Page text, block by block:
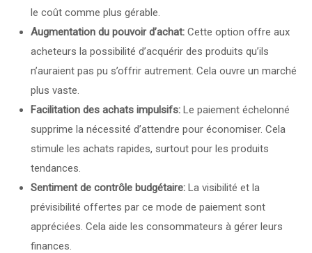
le coût comme plus gérable.
Augmentation du pouvoir d’achat: Cette option offre aux
acheteurs la possibilité d’acquérir des produits qu’ils
n’auraient pas pu s’offrir autrement. Cela ouvre un marché
plus vaste.
Facilitation des achats impulsifs: Le paiement échelonné
supprime la nécessité d’attendre pour économiser. Cela
stimule les achats rapides, surtout pour les produits
tendances.
Sentiment de contrôle budgétaire: La visibilité et la
prévisibilité offertes par ce mode de paiement sont
appréciées. Cela aide les consommateurs à gérer leurs
finances.